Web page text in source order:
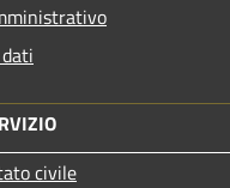
civile